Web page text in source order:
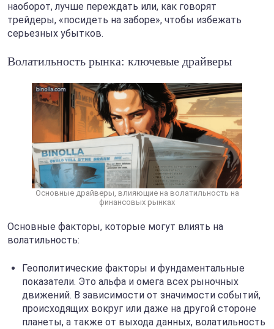
наоборот, лучше переждать или, как говорят
трейдеры, «посидеть на заборе», чтобы избежать
серьезных убытков.
Волатильность рынка: ключевые драйверы
Основные драйверы, влияющие на волатильность на
финансовых рынках
Основные факторы, которые могут влиять на
волатильность:
Геополитические факторы и фундаментальные
показатели. Это альфа и омега всех рыночных
движений. В зависимости от значимости событий,
происходящих вокруг или даже на другой стороне
планеты, а также от выхода данных, волатильность